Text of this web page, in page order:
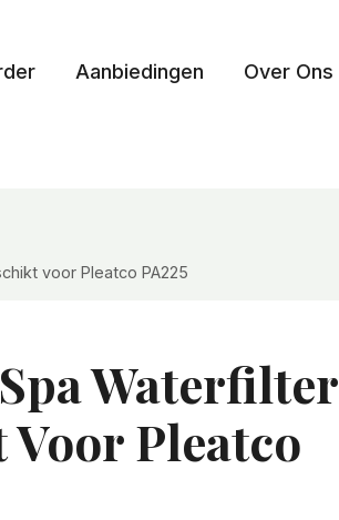
Aanbiedingen Over Ons
voor Pleatco PA225
Waterfilter
Pleatco